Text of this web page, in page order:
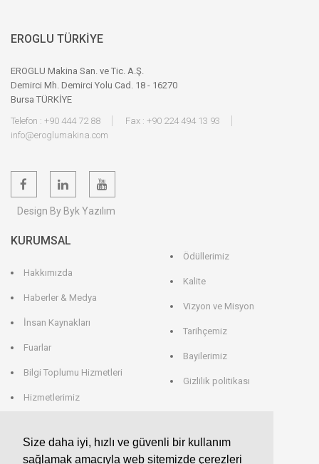
Size daha iyi, hızlı ve güvenli bir kullanım
sağlamak amacıyla web sitemizde çerezleri
EROGLU TÜRKİYE
EROGLU Makina San. ve Tic. A.Ş.
Demirci Mh. Demirci Yolu Cad. 18 - 16270
Bursa TÜRKİYE
Telefon : +90 444 72 88
Fax : +90 224 494 13 93
info@eroglumakina.com
Design By Byk Yazılım
KURUMSAL
Hakkımızda
Haberler & Medya
İnsan Kaynakları
Fuarlar
Bilgi Toplumu Hizmetleri
Hizmetlerimiz
Ödüllerimiz
Kalite
Vizyon ve Misyon
Tarihçemiz
Bayilerimiz
Gizlilik politikası